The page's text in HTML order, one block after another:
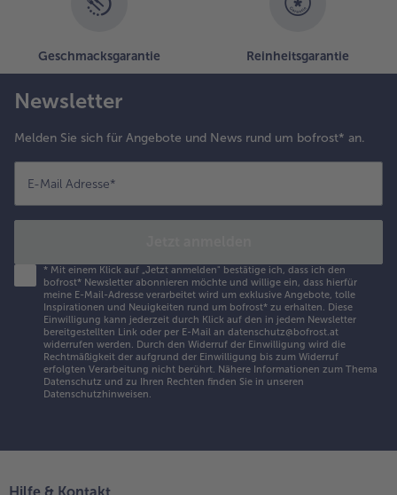
Geschmacksgarantie Reinheitsgarantie
Newsletter
Melden Sie sich für Angebote und News rund um bofrost* an.
E-Mail Adresse*
* Mit einem Klick auf „Jetzt anmelden" bestätige ich, dass ich den
bofrost* Newsletter abonnieren möchte und willige ein, dass hierfür
meine E-Mail-Adresse verarbeitet wird um exklusive Angebote, tolle
Inspirationen und Neuigkeiten rund um bofrost* zu erhalten. Diese
Einwilligung kann jederzeit durch Klick auf den in jedem Newsletter
bereitgestellten Link oder per E-Mail an datenschutz@bofrost.at
widerrufen werden. Durch den Widerruf der Einwilligung wird die
Rechtmäßigkeit der aufgrund der Einwilligung bis zum Widerruf
erfolgten Verarbeitung nicht berührt. Nähere Informationen zum Thema
Datenschutz und zu Ihren Rechten finden Sie in unseren
Datenschutzhinweisen.
Hilfe & Kontakt